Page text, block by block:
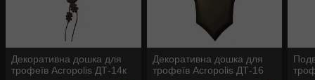
Декоративна дошка для
трофеїв Acropolis ДТ-14к
Декоративна дошка для
трофеїв Acropolis ДТ-16